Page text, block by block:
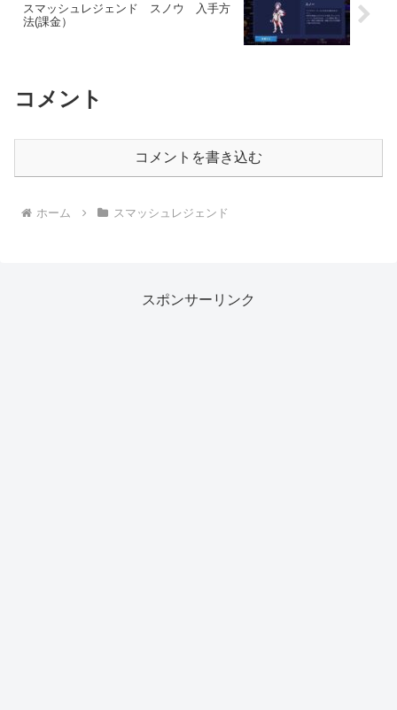
スマッシュレジェンド スノウ 入手方
法(課金）
コメント
コメントを書き込む
ホーム スマッシュレジェンド
スポンサーリンク